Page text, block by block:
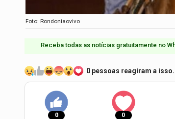
Foto: Rondoniaovivo
Receba todas as notícias gratuitamente no
0 pessoas reagiram a isso.
0 0